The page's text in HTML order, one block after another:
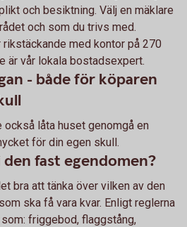
och besiktning. Välj en mäklare
och som du trivs med.
med kontor på 270
är vår lokala bostadsexpert.
- både för köparen
också låta huset genomgå en
för din egen skull.
den fast egendomen?
bra att tänka över vilken av den
ska få vara kvar. Enligt reglerna
friggebod, flaggstång,